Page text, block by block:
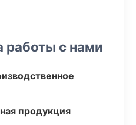
с нами
продукция